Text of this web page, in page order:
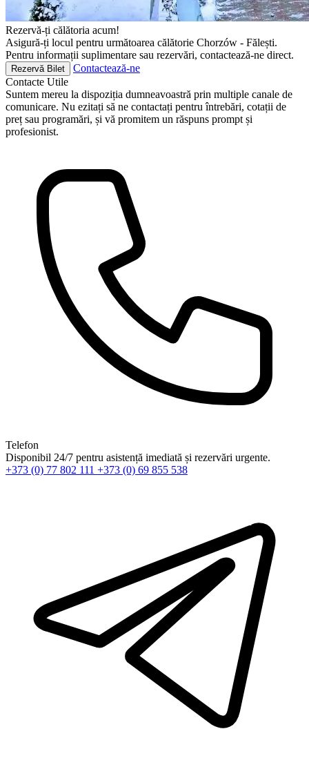
Rezervă-ți călătoria acum!
Asigură-ți locul pentru următoarea călătorie Chorzów - Fălești.
Pentru informații suplimentare sau rezervări, contactează-ne direct.
Rezervă Bilet
Contactează-ne
Contacte Utile
Suntem mereu la dispoziția dumneavoastră prin multiple canale de
comunicare. Nu ezitați să ne contactați pentru întrebări, cotații de
preț sau programări, și vă promitem un răspuns prompt și
profesionist.
Telefon
Disponibil 24/7 pentru asistență imediată și rezervări urgente.
+373 (0) 77 802 111 +373 (0) 69 855 538